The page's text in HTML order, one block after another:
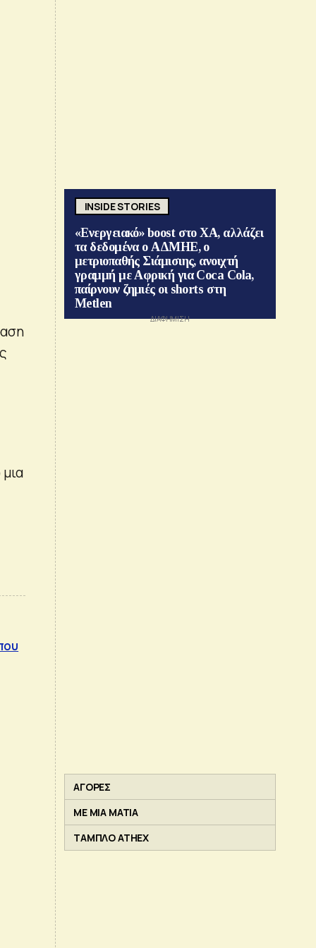
INSIDE STORIES
«Ενεργειακό» boost στο ΧΑ, αλλάζει
τα δεδομένα ο ΑΔΜΗΕ, ο
μετριοπαθής Σιάμισιης, ανοιχτή
γραμμή με Αφρική για Coca Cola,
παίρνουν ζημιές οι shorts στη
Metlen
ΑΓΟΡΕΣ
ΜΕ ΜΙΑ ΜΑΤΙΑ
ΤΑΜΠΛΟ ATHEX